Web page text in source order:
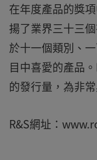
在年度產品的獎
揚了業界三十三
於十一個類別、
目中喜愛的產品
的發行量，為非
R&S網址：